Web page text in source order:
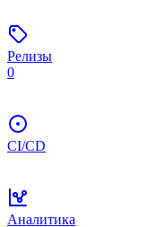
Релизы
0
CI/CD
Аналитика